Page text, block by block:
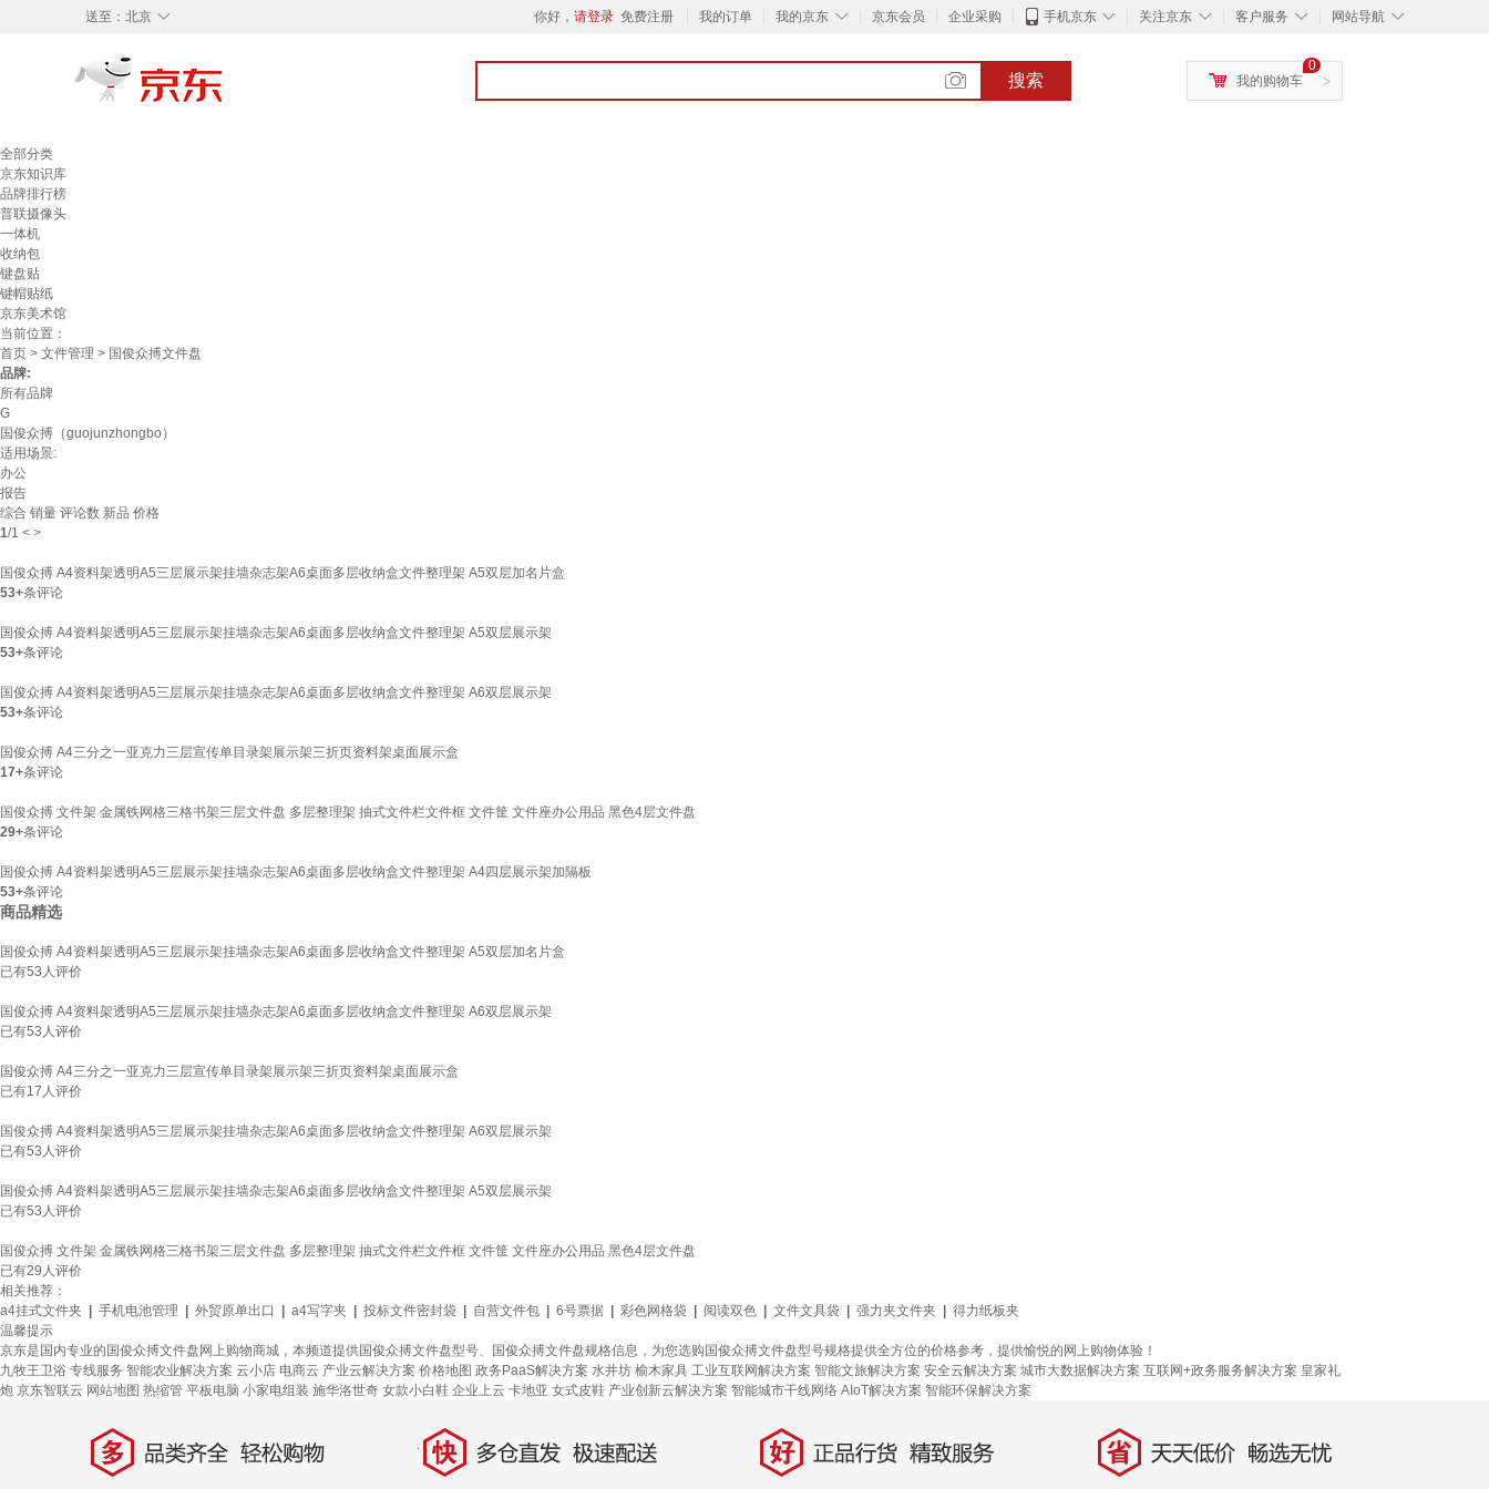
◇
送至： 北京 你好， 请登录 免费注册 我的订单 ◇
我的京东 京东会员 企业采购 ◇
手机京东 ◇
关注京东 ◇
客户服务 ◇
网站导航
搜索 >
0
我的购物车
全部分类
京东知识库
品牌排行榜
普联摄像头
一体机
收纳包
键盘贴
键帽贴纸
京东美术馆
当前位置：
首页 > 文件管理 > 国俊众搏文件盘
品牌:
所有品牌
G
国俊众搏（guojunzhongbo）
适用场景:
办公
报告
综合 销量 评论数 新品 价格
1/1 < >
国俊众搏 A4资料架透明A5三层展示架挂墙杂志架A6桌面多层收纳盒文件整理架 A5双层加名片盒
53+条评论
国俊众搏 A4资料架透明A5三层展示架挂墙杂志架A6桌面多层收纳盒文件整理架 A5双层展示架
53+条评论
国俊众搏 A4资料架透明A5三层展示架挂墙杂志架A6桌面多层收纳盒文件整理架 A6双层展示架
53+条评论
国俊众搏 A4三分之一亚克力三层宣传单目录架展示架三折页资料架桌面展示盒
17+条评论
国俊众搏 文件架 金属铁网格三格书架三层文件盘 多层整理架 抽式文件栏文件框 文件筐 文件座办公用品 黑色4层文件盘
29+条评论
国俊众搏 A4资料架透明A5三层展示架挂墙杂志架A6桌面多层收纳盒文件整理架 A4四层展示架加隔板
53+条评论
商品精选
国俊众搏 A4资料架透明A5三层展示架挂墙杂志架A6桌面多层收纳盒文件整理架 A5双层加名片盒
已有53 人评价
国俊众搏 A4资料架透明A5三层展示架挂墙杂志架A6桌面多层收纳盒文件整理架 A6双层展示架
已有53 人评价
国俊众搏 A4三分之一亚克力三层宣传单目录架展示架三折页资料架桌面展示盒
已有17 人评价
国俊众搏 A4资料架透明A5三层展示架挂墙杂志架A6桌面多层收纳盒文件整理架 A6双层展示架
已有53 人评价
国俊众搏 A4资料架透明A5三层展示架挂墙杂志架A6桌面多层收纳盒文件整理架 A5双层展示架
已有53 人评价
国俊众搏 文件架 金属铁网格三格书架三层文件盘 多层整理架 抽式文件栏文件框 文件筐 文件座办公用品 黑色4层文件盘
已有29 人评价
相关推荐：
a4挂式文件夹
手机电池管理 外贸原单出口 a4写字夹 投标文件密封袋 自营文件包 6号票据 彩色网格袋 阅读双色 文件文具袋 强力夹文件夹
得力纸板夹
温馨提示
京东是国内专业的国俊众搏文件盘网上购物商城，本频道提供国俊众搏文件盘型号、国俊众搏文件盘规格信息，为您选购国俊众搏文件盘型号规格提供全方位的价格参考，提供愉悦的网上购物体验！
九牧王卫浴 专线服务 智能农业解决方案 云小店 电商云 产业云解决方案 价格地图 政务PaaS解决方案 水井坊 榆木家具 工业互联网解决方案 智能文旅解决方案 安全云解决方案 城市大数据解决方案 互联网+政务服务解决方案 皇家礼
炮 京东智联云 网站地图 热缩管 平板电脑 小家电组装 施华洛世奇 女款小白鞋 企业上云 卡地亚 女式皮鞋 产业创新云解决方案 智能城市干线网络 AIoT解决方案 智能环保解决方案
多 品类齐全，轻松购物 快 多仓直发，极速配送 好 正品行货，精致服务 省 天天低价，畅选无忧